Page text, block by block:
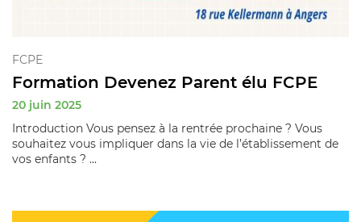
FCPE
Formation Devenez Parent élu FCPE
20 juin 2025
Introduction Vous pensez à la rentrée prochaine ? Vous
souhaitez vous impliquer dans la vie de l’établissement de
vos enfants ? ...